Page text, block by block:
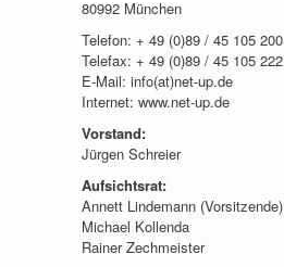
80992 München
Telefon: + 49 (0)89 / 45 105 200
Telefax: + 49 (0)89 / 45 105 222
E-Mail: info(at)net-up.de
Internet: www.net-up.de
Vorstand:
Jürgen Schreier
Aufsichtsrat:
Annett Lindemann (Vorsitzende)
Michael Kollenda
Rainer Zechmeister